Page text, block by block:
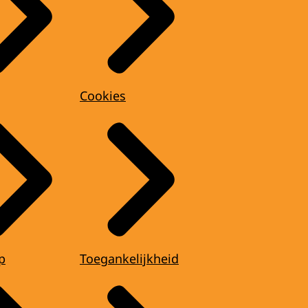
Cookies
Toegankelijkheid